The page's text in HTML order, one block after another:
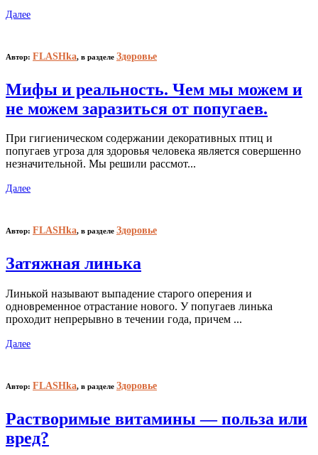
Далее
Автор: FLASHka, в разделе Здоровье
Мифы и реальность. Чем мы можем и
не можем заразиться от попугаев.
При гигиеническом содержании декоративных птиц и
попугаев угроза для здоровья человека является совершенно
незначительной. Мы решили рассмот...
Далее
Автор: FLASHka, в разделе Здоровье
Затяжная линька
Линькой называют выпадение старого оперения и
одновременное отрастание нового. У попугаев линька
проходит непрерывно в течении года, причем ...
Далее
Автор: FLASHka, в разделе Здоровье
Растворимые витамины — польза или
вред?